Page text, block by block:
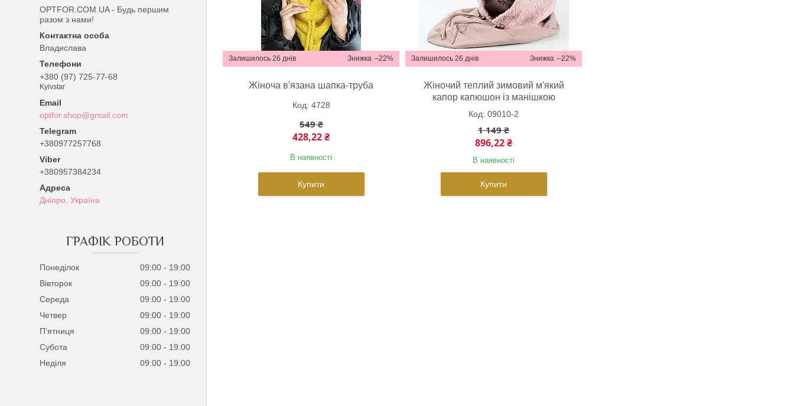
OPTFOR.COM.UA - Будь першим
разом з нами!
Владислава
+380 (97) 725-77-68
Kyivstar
optfor.shop@gmail.com
+380977257768
+380957384234
Дніпро, Україна
ГРАФІК РОБОТИ
Понеділок 09:00
19:00
Вівторок
09:00
19:00
Середа
09:00
19:00
Четвер
09:00
19:00
Пʼятниця
09:00
19:00
Субота
09:00
19:00
Неділя
09:00 19:00
–22%
Залишилось 26 днів
Жіноча в'язана шапка-труба
4728
549 ₴
428,22 ₴
В наявності
Купити
–22%
Залишилось 26 днів
Жіночий теплий зимовий м'який
капор капюшон із манішкою
09010-2
1 149 ₴
896,22 ₴
В наявності
Купити